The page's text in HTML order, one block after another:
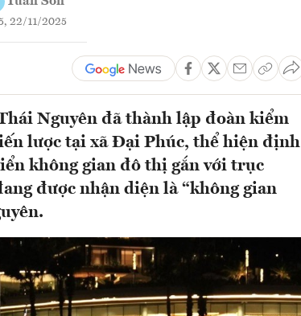
22/11/2025
Nguyên đã thành lập đoàn kiểm
lược tại xã Đại Phúc, thể hiện định
không gian đô thị gắn với trục
được nhận diện là “không gian